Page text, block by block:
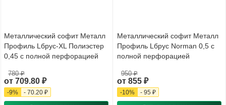
Металлический софит Металл
Профиль Lбрус-XL Полиэстер
0,45 с полной перфорацией
от 709.80 ₽
780 ₽
-9% - 70.20 ₽
Металлический софит Металл
Профиль Lбрус Norman 0,5 с
полной перфорацией
от 855 ₽
950 ₽
-10% - 95 ₽